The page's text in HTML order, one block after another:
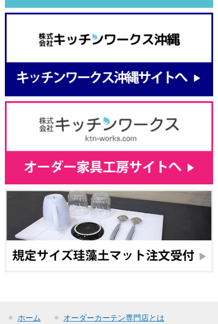
ホーム オーダーカーテン専門店とは